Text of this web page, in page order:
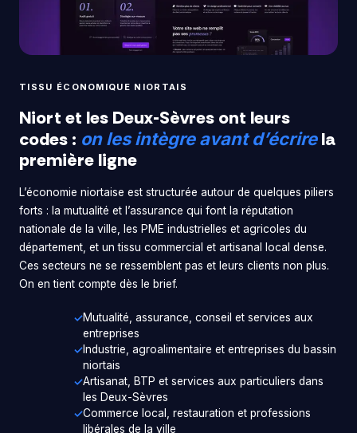
TISSU ÉCONOMIQUE NIORTAIS
Niort et les Deux-Sèvres ont leurs
codes : on les intègre avant d’écrirela
première ligne
L’économie niortaise est structurée autour de quelques piliers
forts : la mutualité et l’assurance qui font la réputation
nationale de la ville, les PME industrielles et agricoles du
département, et un tissu commercial et artisanal local dense.
Ces secteurs ne se ressemblent pas et leurs clients non plus.
On en tient compte dès le brief.
Mutualité, assurance, conseil et services aux
entreprises
Industrie, agroalimentaire et entreprises du bassin
niortais
Artisanat, BTP et services aux particuliers dans
les Deux-Sèvres
Commerce local, restauration et professions
libérales de la ville